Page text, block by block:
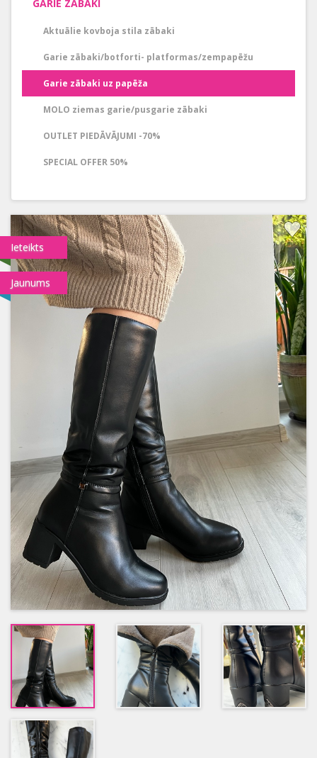
GARIE ZĀBAKI
Aktuālie kovboja stila zābaki
Garie zābaki/botforti- platformas/zempapēžu
Garie zābaki uz papēža
MOLO ziemas garie/pusgarie zābaki
OUTLET PIEDĀVĀJUMI -70%
SPECIAL OFFER 50%
Ieteikts
Jaunums